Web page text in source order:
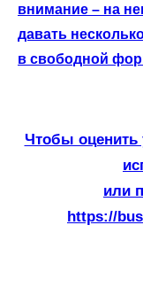
внимание – на
давать
в свободной
Чтобы оценить
или
https://